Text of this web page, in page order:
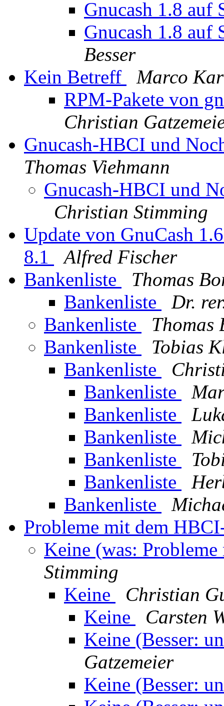
Gnucash 1.8 auf
Gnucash 1.8 auf
Besser
Kein Betreff
Marco
RPM-Pakete von
Christian
Gnucash-HBCI und
Thomas Viehmann
Gnucash-HBCI und
Christian Stimming
Update von GnuCash
8.1
Alfred Fischer
Bankenliste
Thomas
Bankenliste
Dr.
Bankenliste
Thomas
Bankenliste
Tobias
Bankenliste
Bankenliste
Bankenliste
Bankenliste
Bankenliste
Bankenliste
Bankenliste
Probleme mit dem
Keine (was:
Stimming
Keine
Christian
Keine
Carsten
Keine (Besser:
Gatzemeier
Keine (Besser: